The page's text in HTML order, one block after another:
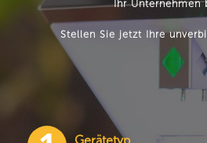
Ihr Unternehmen
Stellen Sie jetzt Ihre